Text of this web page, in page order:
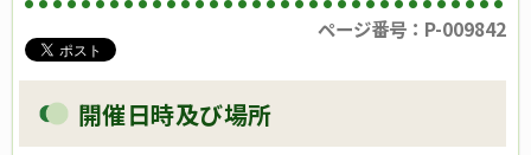
ページ番号：P-009842
開催日時及び場所